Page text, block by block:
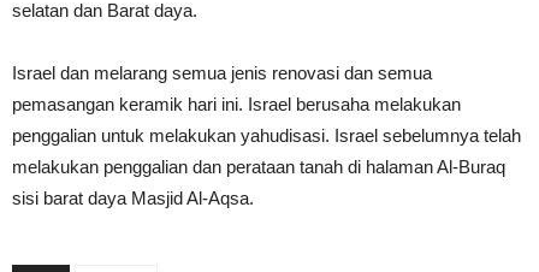
selatan dan Barat daya.
Israel dan melarang semua jenis renovasi dan semua
pemasangan keramik hari ini. Israel berusaha melakukan
penggalian untuk melakukan yahudisasi. Israel sebelumnya telah
melakukan penggalian dan perataan tanah di halaman Al-Buraq
sisi barat daya Masjid Al-Aqsa.